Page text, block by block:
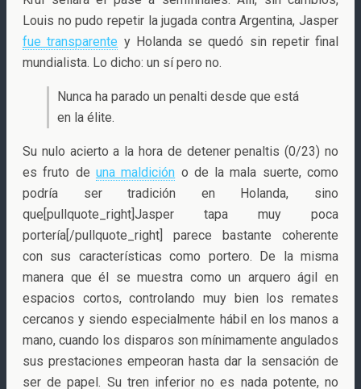
Louis no pudo repetir la jugada contra Argentina, Jasper
fue transparente y Holanda se quedó sin repetir final
mundialista. Lo dicho: un sí pero no.
Nunca ha parado un penalti desde que está
en la élite.
Su nulo acierto a la hora de detener penaltis (0/23) no
es fruto de una maldición o de la mala suerte, como
podría ser tradición en Holanda, sino
que[pullquote_right]Jasper tapa muy poca
portería[/pullquote_right] parece bastante coherente
con sus características como portero. De la misma
manera que él se muestra como un arquero ágil en
espacios cortos, controlando muy bien los remates
cercanos y siendo especialmente hábil en los manos a
mano, cuando los disparos son mínimamente angulados
sus prestaciones empeoran hasta dar la sensación de
ser de papel. Su tren inferior no es nada potente, no